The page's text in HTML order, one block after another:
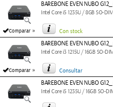
Comparar »
BAREBONE EVEN NUBO
Intel Core i5 1235U / 8GB SO-
Con stock
Comparar »
BAREBONE EVEN NUBO
Intel Core i3 1215U / 16GB SO-
Consultar
BAREBONE EVEN NUBO
Intel Core i5 1235U / 16GB SO-